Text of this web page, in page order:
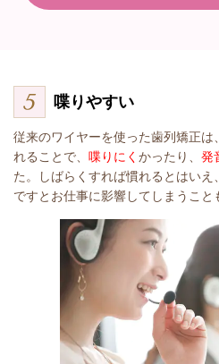
喋りやすい
従来のワイヤーを使った歯列矯正
れることで、 喋りにく かったり、 発
た。しばらくすれば慣れるとはいえ、
ですとお仕事に影響してしまうこと